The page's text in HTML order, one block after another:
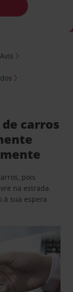
carros
pois
na estrada.
à sua espera